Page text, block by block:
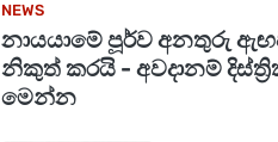
NEWS
නායයාමේ පූර්ව අනතුරු
නිකුත් කරයි - අවදානම්
මෙන්න